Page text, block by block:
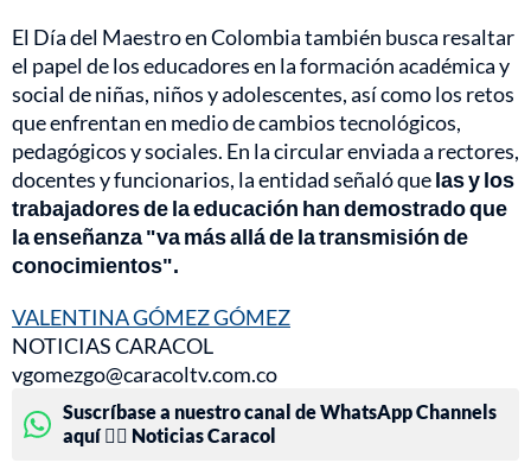
El Día del Maestro en Colombia también busca resaltar
el papel de los educadores en la formación académica y
social de niñas, niños y adolescentes, así como los retos
que enfrentan en medio de cambios tecnológicos,
pedagógicos y sociales. En la circular enviada a rectores,
docentes y funcionarios, la entidad señaló quelas y los
trabajadores de la educación han demostrado que
la enseñanza "va más allá de la transmisión de
conocimientos".
VALENTINA GÓMEZ GÓMEZ
NOTICIAS CARACOL
vgomezgo@caracoltv.com.co
Suscríbase a nuestro canal de WhatsApp Channels
aquí 👉🏻 Noticias Caracol